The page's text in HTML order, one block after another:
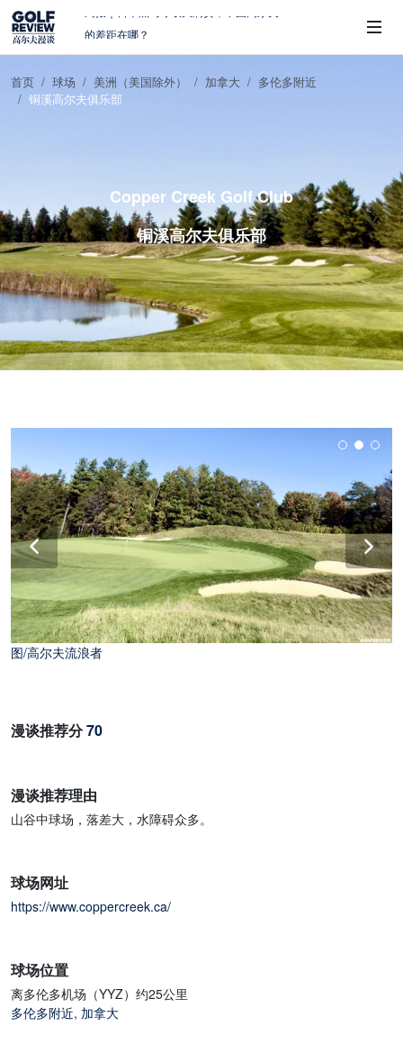
大满贯球场设置的演变和期许
周报｜亚巡“换码头”，果岭脱鞋抗议的乌
Menu
首页 球场 美洲（美国除外） 加拿大
多伦多附近
铜溪高尔夫俱乐部
Copper Creek Golf Club
铜溪高尔夫俱乐部
图/高尔夫流浪者
漫谈推荐分70
漫谈推荐理由
山谷中球场，落差大，水障碍众多。
球场网址
https://www.coppercreek.ca/
球场位置
离多伦多机场（YYZ）约25公里
多伦多附近, 加拿大